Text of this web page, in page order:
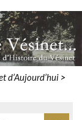
d’Aujourd’hui >